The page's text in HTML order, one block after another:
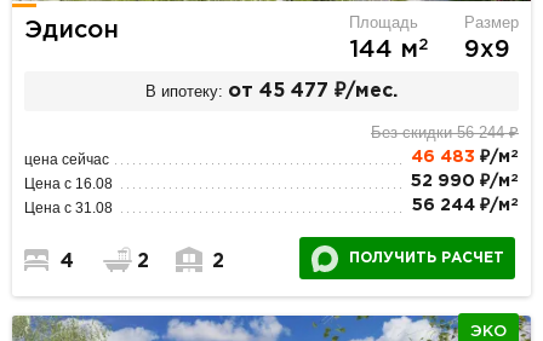
Эдисон Площадь
144 м2
Размер
9х9
В ипотеку: от 45 477 ₽/мес.
Без скидки 56 244 ₽
цена сейчас 46 483 ₽/м 2
Цена с 16.08 52 990 ₽/м 2
Цена с 31.08 56 244 ₽/м 2
4 2 2 ПОЛУЧИТЬ РАСЧЕТ
ЭКО